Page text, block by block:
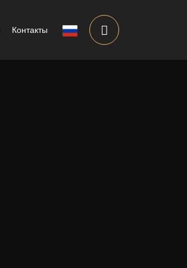
Контакты